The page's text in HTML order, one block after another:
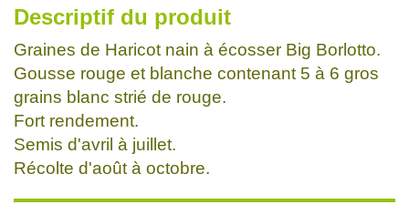
Descriptif du produit
Graines de Haricot nain à écosser Big Borlotto.
Gousse rouge et blanche contenant 5 à 6 gros
grains blanc strié de rouge.
Fort rendement.
Semis d'avril à juillet.
Récolte d'août à octobre.